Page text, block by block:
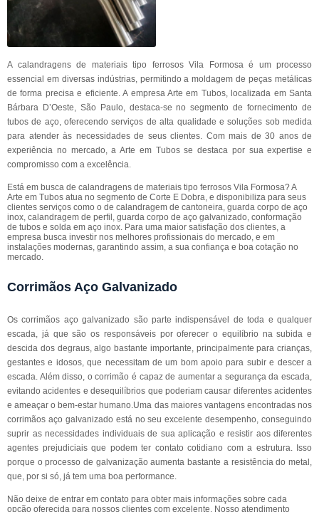
A calandragens de materiais tipo ferrosos Vila Formosa é um processo
essencial em diversas indústrias, permitindo a moldagem de peças metálicas
de forma precisa e eficiente. A empresa Arte em Tubos, localizada em Santa
Bárbara D’Oeste, São Paulo, destaca-se no segmento de fornecimento de
tubos de aço, oferecendo serviços de alta qualidade e soluções sob medida
para atender às necessidades de seus clientes. Com mais de 30 anos de
experiência no mercado, a Arte em Tubos se destaca por sua expertise e
compromisso com a excelência.
Está em busca de calandragens de materiais tipo ferrosos Vila Formosa? A
Arte em Tubos atua no segmento de Corte E Dobra, e disponibiliza para seus
clientes serviços como o de calandragem de cantoneira, guarda corpo de aço
inox, calandragem de perfil, guarda corpo de aço galvanizado, conformação
de tubos e solda em aço inox. Para uma maior satisfação dos clientes, a
empresa busca investir nos melhores profissionais do mercado, e em
instalações modernas, garantindo assim, a sua confiança e boa cotação no
mercado.
Corrimãos Aço Galvanizado
Os corrimãos aço galvanizado são parte indispensável de toda e qualquer
escada, já que são os responsáveis por oferecer o equilíbrio na subida e
descida dos degraus, algo bastante importante, principalmente para crianças,
gestantes e idosos, que necessitam de um bom apoio para subir e descer a
escada. Além disso, o corrimão é capaz de aumentar a segurança da escada,
evitando acidentes e desequilíbrios que poderiam causar diferentes acidentes
e ameaçar o bem-estar humano.Uma das maiores vantagens encontradas nos
corrimãos aço galvanizado está no seu excelente desempenho, conseguindo
suprir as necessidades individuais de sua aplicação e resistir aos diferentes
agentes prejudiciais que podem ter contato cotidiano com a estrutura. Isso
porque o processo de galvanização aumenta bastante a resistência do metal,
que, por si só, já tem uma boa performance.
Não deixe de entrar em contato para obter mais informações sobre cada
opção oferecida para nossos clientes com excelente. Nosso atendimento